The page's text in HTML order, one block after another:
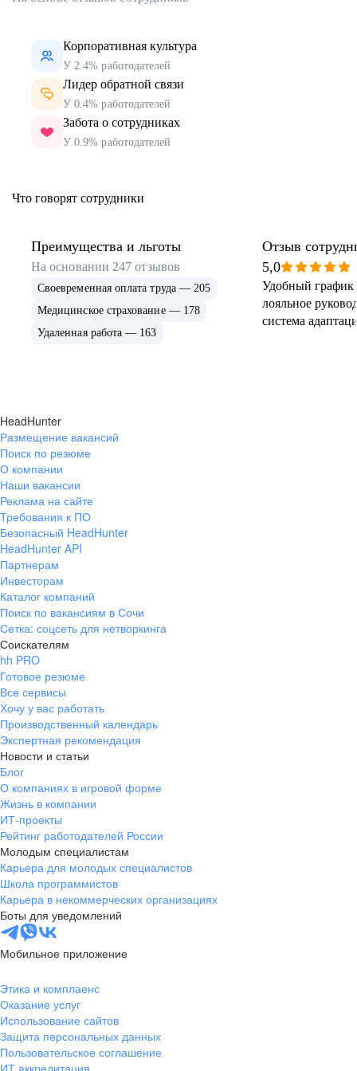
Корпоративная культура
У 2.4% работодателей
Лидер обратной связи
У 0.4% работодателей
Забота о сотрудниках
У 0.9% работодателей
Что говорят сотрудники
Преимущества и льготы
На основании 247 отзывов
Своевременная оплата труда — 205
Медицинское страхование — 178
Удаленная работа — 163
Отзыв
5,0
Удобный график
лояльное
система
HeadHunter
Размещение вакансий
Поиск по резюме
О компании
Наши вакансии
Реклама на сайте
Требования к ПО
Безопасный HeadHunter
HeadHunter API
Партнерам
Инвесторам
Каталог компаний
Поиск по вакансиям в Сочи
Сетка: соцсеть для нетворкинга
Соискателям
hh PRO
Готовое резюме
Все сервисы
Хочу у вас работать
Производственный календарь
Экспертная рекомендация
Новости и статьи
Блог
О компаниях в игровой форме
Жизнь в компании
ИТ-проекты
Рейтинг работодателей России
Молодым специалистам
Карьера для молодых специалистов
Школа программистов
Карьера в некоммерческих организациях
Боты для уведомлений
Мобильное приложение
Этика и комплаенс
Оказание услуг
Использование сайтов
Защита персональных данных
Пользовательское соглашение